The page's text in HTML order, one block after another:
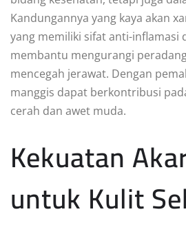
Kandungannya yang kaya akan
yang memiliki sifat anti-inflamasi
membantu mengurangi
mencegah jerawat. Dengan
manggis dapat berkontribusi
cerah dan awet muda.
Kekuatan
untuk Kulit